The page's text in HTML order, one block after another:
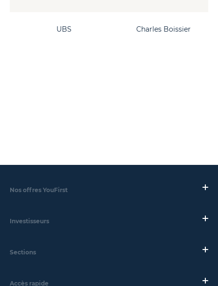
UBS Charles Boissier
Nos offres YouFirst
Investisseurs
Sections
Accès rapide